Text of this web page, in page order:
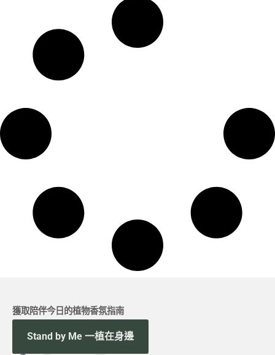
獲取陪伴今日的植物香氛指南
Stand by Me 一植在身邊